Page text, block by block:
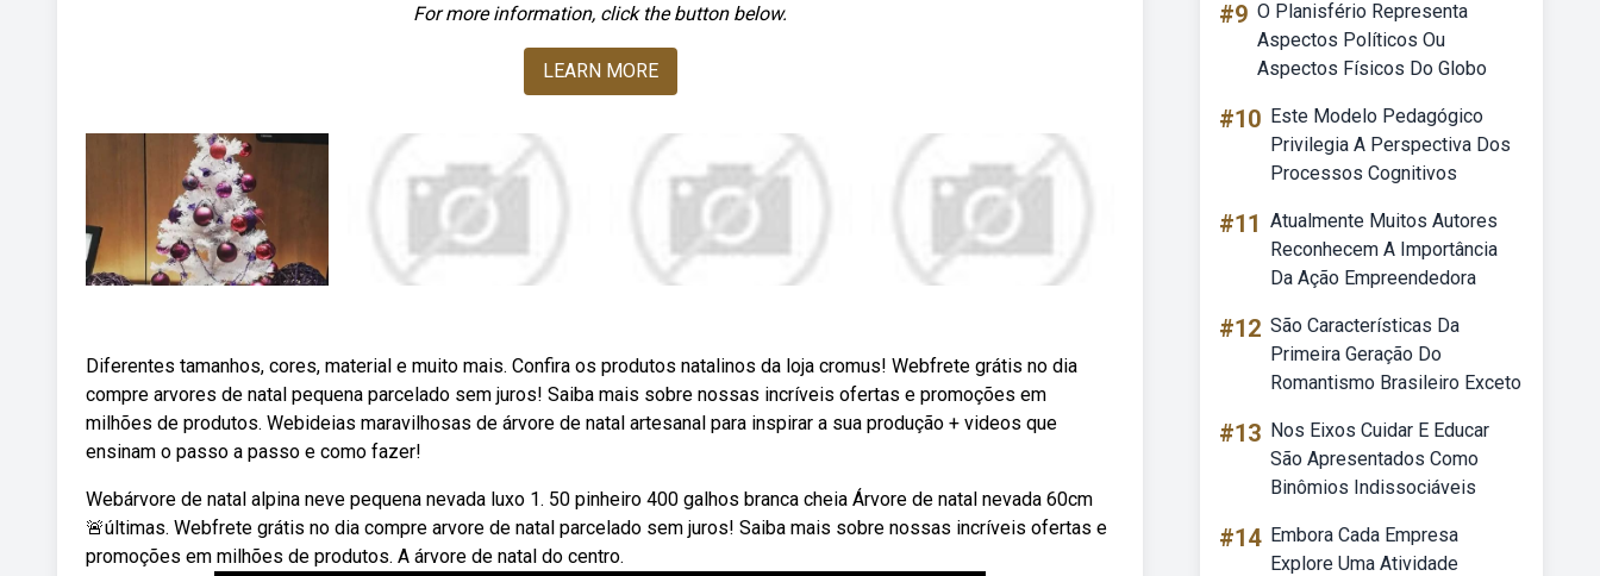
For more information, click the button below.
LEARN MORE
Diferentes tamanhos, cores, material e muito mais. Confira os produtos natalinos da loja cromus! Webfrete grátis no dia
compre arvores de natal pequena parcelado sem juros! Saiba mais sobre nossas incríveis ofertas e promoções em
milhões de produtos. Webideias maravilhosas de árvore de natal artesanal para inspirar a sua produção + videos que
ensinam o passo a passo e como fazer!
Webárvore de natal alpina neve pequena nevada luxo 1. 50 pinheiro 400 galhos branca cheia Árvore de natal nevada 60cm
🚨últimas. Webfrete grátis no dia compre arvore de natal parcelado sem juros! Saiba mais sobre nossas incríveis ofertas e
promoções em milhões de produtos. A árvore de natal do centro.
#9 O Planisfério Representa
Aspectos Políticos Ou
Aspectos Físicos Do Globo
#10 Este Modelo Pedagógico
Privilegia A Perspectiva Dos
Processos Cognitivos
#11 Atualmente Muitos Autores
Reconhecem A Importância
Da Ação Empreendedora
#12 São Características Da
Primeira Geração Do
Romantismo Brasileiro Exceto
#13 Nos Eixos Cuidar E Educar
São Apresentados Como
Binômios Indissociáveis
#14 Embora Cada Empresa
Explore Uma Atividade